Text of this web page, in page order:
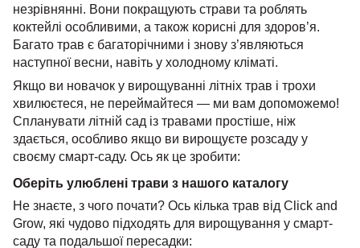
незрівнянні. Вони покращують страви та роблять
коктейлі особливими, а також корисні для здоров’я.
Багато трав є багаторічними і знову з’являються
наступної весни, навіть у холодному кліматі.
Якщо ви новачок у вирощуванні літніх трав і трохи
хвилюєтеся, не переймайтеся — ми вам допоможемо!
Спланувати літній сад із травами простіше, ніж
здається, особливо якщо ви вирощуєте розсаду у
своєму смарт-саду. Ось як це зробити:
Оберіть улюблені трави з нашого каталогу
Не знаєте, з чого почати? Ось кілька трав від Click and
Grow, які чудово підходять для вирощування у смарт-
саду та подальшої пересадки: